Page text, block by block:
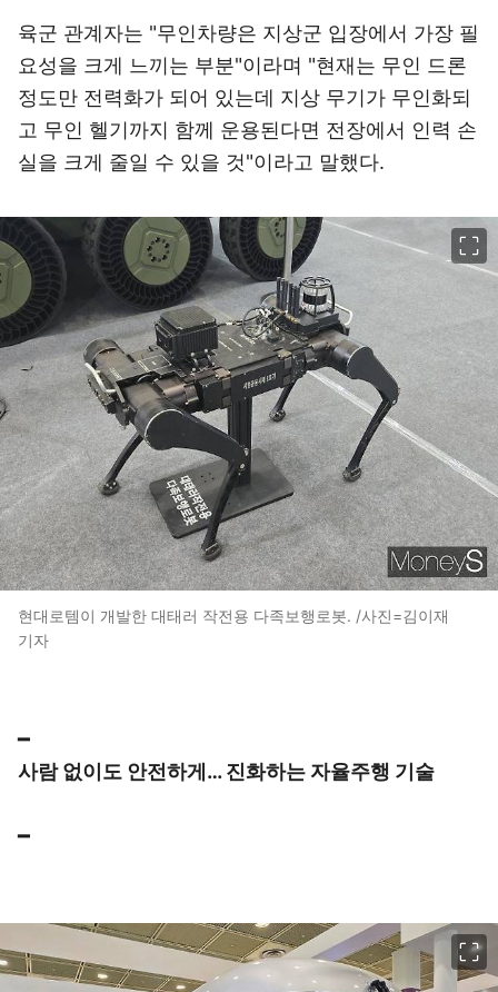
육군 관계자는 "무인차량은 지상군 입장에서 가장 필
요성을 크게 느끼는 부분"이라며 "현재는 무인 드론
정도만 전력화가 되어 있는데 지상 무기가 무인화되
고 무인 헬기까지 함께 운용된다면 전장에서 인력 손
실을 크게 줄일 수 있을 것"이라고 말했다.
현대로템이 개발한 대태러 작전용 다족보행로봇. /사진=김이재
기자
━
사람 없이도 안전하게… 진화하는 자율주행 기술
━